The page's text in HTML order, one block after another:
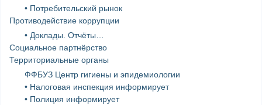
• Потребительский рынок
Противодействие коррупции
• Доклады. Отчёты…
Социальное партнёрство
Территориальные органы
ФФБУЗ Центр гигиены и эпидемиологии
• Налоговая инспекция информирует
• Полиция информирует